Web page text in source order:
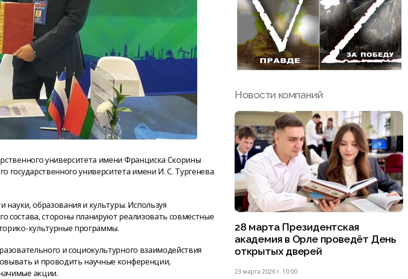
университета имени Франциска Скорины
университета имени И. С. Тургенева
науки, образования и культуры. Используя
состава, стороны планируют реализовать совместные
культурные программы.
и социокультурного взаимодействия
и проводить научные конференции,
акции.
Новости компаний
28 марта Президентская
академия в Орле проведёт День
открытых дверей
23 марта 2026 г. 10:00